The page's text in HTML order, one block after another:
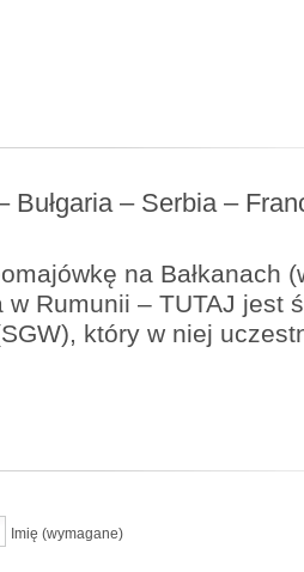
Bułgaria – Serbia –
na Bałkanach
w Rumunii – TUTAJ jest
który w niej
Imię (wymagane)